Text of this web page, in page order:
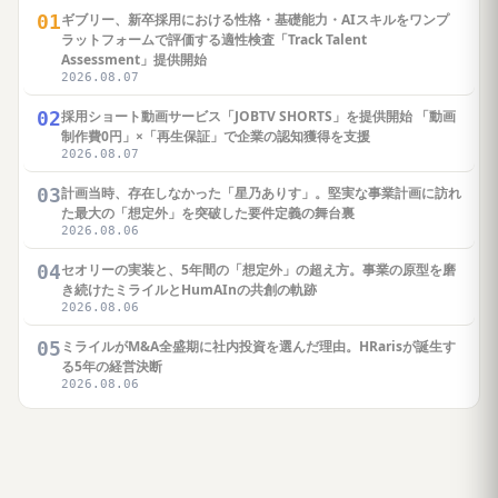
01ギブリー、新卒採用における性格・基礎能力・AIスキルをワンプ
ラットフォームで評価する適性検査「Track Talent
Assessment」提供開始
2026.08.07
02採用ショート動画サービス「JOBTV SHORTS」を提供開始 「動画
制作費0円」×「再生保証」で企業の認知獲得を支援
2026.08.07
03計画当時、存在しなかった「星乃ありす」。堅実な事業計画に訪れ
た最大の「想定外」を突破した要件定義の舞台裏
2026.08.06
04セオリーの実装と、5年間の「想定外」の超え方。事業の原型を磨
き続けたミライルとHumAInの共創の軌跡
2026.08.06
05 ミライルがM&A全盛期に社内投資を選んだ理由。HRarisが誕生す
る5年の経営決断
2026.08.06